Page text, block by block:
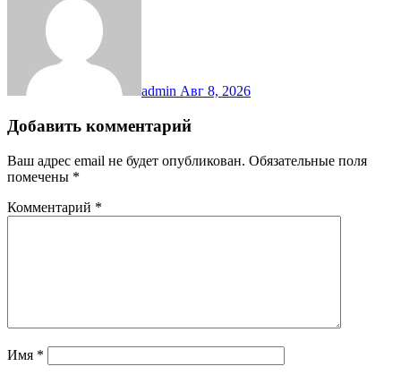
admin Авг 8, 2026
Добавить комментарий
Ваш адрес email не будет опубликован. Обязательные поля
помечены *
Комментарий *
Имя *